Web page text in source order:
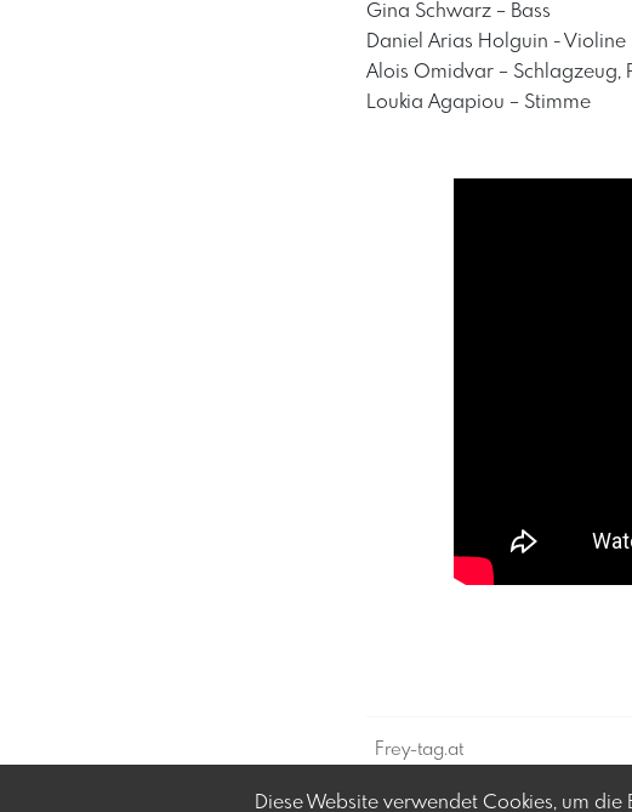
Gina Schwarz – Bass
Daniel Arias Holguin - Violine
Alois Omidvar – Schlagzeug,
Loukia Agapiou – Stimme
Diese Website verwendet Cookies, um
Frey-tag.at
und mehr in Österreich